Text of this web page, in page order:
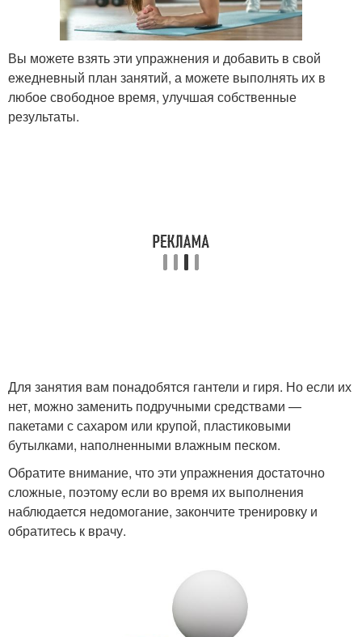
Вы можете взять эти упражнения и добавить в свой
ежедневный план занятий, а можете выполнять их в
любое свободное время, улучшая собственные
результаты.
Для занятия вам понадобятся гантели и гиря. Но если их
нет, можно заменить подручными средствами —
пакетами с сахаром или крупой, пластиковыми
бутылками, наполненными влажным песком.
Обратите внимание, что эти упражнения достаточно
сложные, поэтому если во время их выполнения
наблюдается недомогание, закончите тренировку и
обратитесь к врачу.